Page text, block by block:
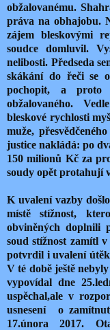
obžalovanému.
práva na obhajobu.
zájem bleskovými
soudce domluvil.
nelibosti. Předseda
skákání do řeči se
pochopit, a proto
obžalovaného.
bleskové rychlosti
muže,
justice nakládá: po
150 milionů Kč za
soudy opět protahují
K uvalení vazby
místě stížnost,
obviněných doplnili
soud stížnost zamítl
potvrdil i uvalení
V té době ještě
vypovídal dne
uspěchal,ale v
usnesení o
17.února 2017.